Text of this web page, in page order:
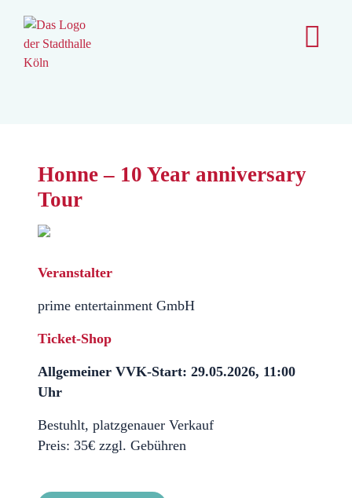
Honne – 10 Year anniversary
Tour
Veranstalter
prime entertainment GmbH
Ticket-Shop
Allgemeiner VVK-Start: 29.05.2026, 11:00
Uhr
Bestuhlt, platzgenauer Verkauf
Preis: 35€ zzgl. Gebühren